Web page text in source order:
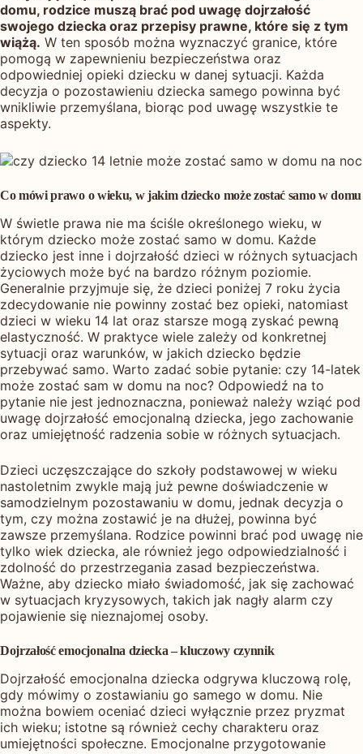
domu, rodzice muszą brać pod uwagę dojrzałość
swojego dziecka oraz przepisy prawne, które się z tym
wiążą. W ten sposób można wyznaczyć granice, które
pomogą w zapewnieniu bezpieczeństwa oraz
odpowiedniej opieki dziecku w danej sytuacji. Każda
decyzja o pozostawieniu dziecka samego powinna być
wnikliwie przemyślana, biorąc pod uwagę wszystkie te
aspekty.
Co mówi prawo o wieku, w jakim dziecko może zostać samo w domu
W świetle prawa nie ma ściśle określonego wieku, w
którym dziecko może zostać samo w domu. Każde
dziecko jest inne i dojrzałość dzieci w różnych sytuacjach
życiowych może być na bardzo różnym poziomie.
Generalnie przyjmuje się, że dzieci poniżej 7 roku życia
zdecydowanie nie powinny zostać bez opieki, natomiast
dzieci w wieku 14 lat oraz starsze mogą zyskać pewną
elastyczność. W praktyce wiele zależy od konkretnej
sytuacji oraz warunków, w jakich dziecko będzie
przebywać samo. Warto zadać sobie pytanie: czy 14-latek
może zostać sam w domu na noc? Odpowiedź na to
pytanie nie jest jednoznaczna, ponieważ należy wziąć pod
uwagę dojrzałość emocjonalną dziecka, jego zachowanie
oraz umiejętność radzenia sobie w różnych sytuacjach.
Dzieci uczęszczające do szkoły podstawowej w wieku
nastoletnim zwykle mają już pewne doświadczenie w
samodzielnym pozostawaniu w domu, jednak decyzja o
tym, czy można zostawić je na dłużej, powinna być
zawsze przemyślana. Rodzice powinni brać pod uwagę nie
tylko wiek dziecka, ale również jego odpowiedzialność i
zdolność do przestrzegania zasad bezpieczeństwa.
Ważne, aby dziecko miało świadomość, jak się zachować
w sytuacjach kryzysowych, takich jak nagły alarm czy
pojawienie się nieznajomej osoby.
Dojrzałość emocjonalna dziecka – kluczowy czynnik
Dojrzałość emocjonalna dziecka odgrywa kluczową rolę,
gdy mówimy o zostawianiu go samego w domu. Nie
można bowiem oceniać dzieci wyłącznie przez pryzmat
ich wieku; istotne są również cechy charakteru oraz
umiejętności społeczne. Emocjonalne przygotowanie